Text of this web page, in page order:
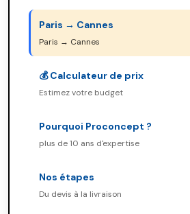
Paris → Cannes
Paris → Cannes
💰 Calculateur de prix
Estimez votre budget
Pourquoi Proconcept ?
plus de 10 ans d'expertise
Nos étapes
Du devis à la livraison